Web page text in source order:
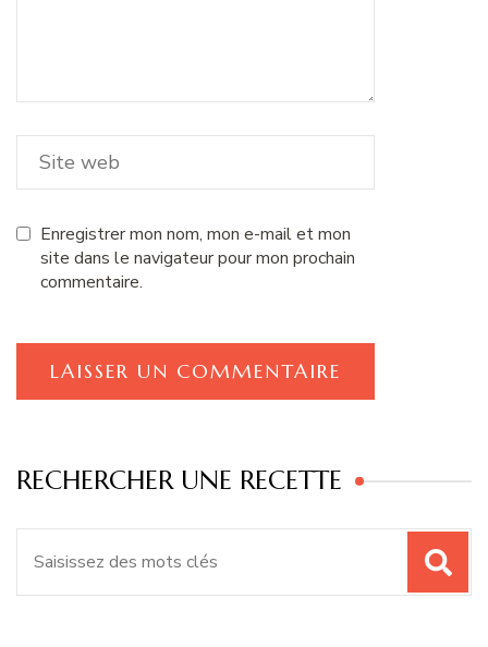
Enregistrer mon nom, mon e-mail et mon
site dans le navigateur pour mon prochain
commentaire.
RECHERCHER UNE RECETTE